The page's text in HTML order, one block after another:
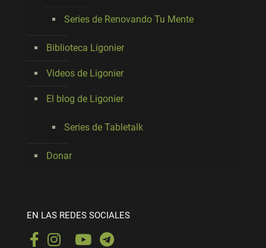
Series de Renovando Tu Mente
Biblioteca Ligonier
Videos de Ligonier
El blog de Ligonier
Series de Tabletalk
Donar
EN LAS REDES SOCIALES